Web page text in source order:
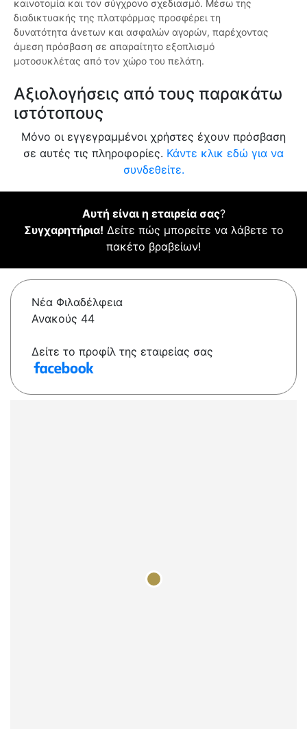
καινοτομία και τον σύγχρονο σχεδιασμό. Μέσω της
διαδικτυακής της πλατφόρμας προσφέρει τη
δυνατότητα άνετων και ασφαλών αγορών, παρέχοντας
άμεση πρόσβαση σε απαραίτητο εξοπλισμό
μοτοσυκλέτας από τον χώρο του πελάτη.
Αξιολογήσεις από τους παρακάτω
ιστότοπους
Μόνο οι εγγεγραμμένοι χρήστες έχουν πρόσβαση
σε αυτές τις πληροφορίες. Κάντε κλικ εδώ για να
συνδεθείτε.
Αυτή είναι η εταιρεία σας?
Συγχαρητήρια! Δείτε πώς μπορείτε να λάβετε το
πακέτο βραβείων!
Νέα Φιλαδέλφεια
Ανακούς 44
Δείτε το προφίλ της εταιρείας σας